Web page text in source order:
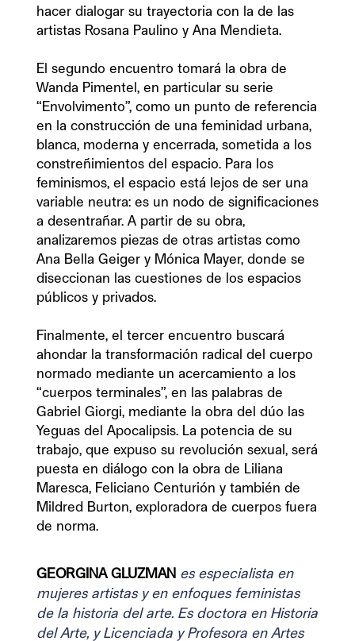
hacer dialogar su trayectoria con la de las
artistas Rosana Paulino y Ana Mendieta.
El segundo encuentro tomará la obra de
Wanda Pimentel, en particular su serie
“Envolvimento”, como un punto de referencia
en la construcción de una feminidad urbana,
blanca, moderna y encerrada, sometida a los
constreñimientos del espacio. Para los
feminismos, el espacio está lejos de ser una
variable neutra: es un nodo de significaciones
a desentrañar. A partir de su obra,
analizaremos piezas de otras artistas como
Ana Bella Geiger y Mónica Mayer, donde se
diseccionan las cuestiones de los espacios
públicos y privados.
Finalmente, el tercer encuentro buscará
ahondar la transformación radical del cuerpo
normado mediante un acercamiento a los
“cuerpos terminales”, en las palabras de
Gabriel Giorgi, mediante la obra del dúo las
Yeguas del Apocalipsis. La potencia de su
trabajo, que expuso su revolución sexual, será
puesta en diálogo con la obra de Liliana
Maresca, Feliciano Centurión y también de
Mildred Burton, exploradora de cuerpos fuera
de norma.
GEORGINA GLUZMAN es especialista en
mujeres artistas y en enfoques feministas
de la historia del arte. Es doctora en Historia
del Arte, y Licenciada y Profesora en Artes